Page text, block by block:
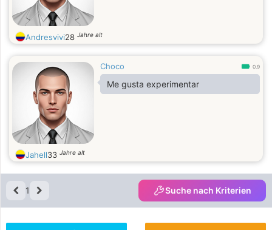
Andresvivi28 Jahre alt
Choco 0.9
Me gusta experimentar
Jahell33 Jahre alt
1 Suche nach Kriterien